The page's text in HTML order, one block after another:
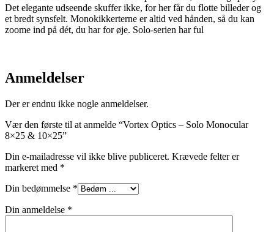
Det elegante udseende skuffer ikke, for her får du flotte billeder og
et bredt synsfelt. Monokikkerterne er altid ved hånden, så du kan
zoome ind på dét, du har for øje. Solo-serien har ful
Anmeldelser
Der er endnu ikke nogle anmeldelser.
Vær den første til at anmelde “Vortex Optics – Solo Monocular
8×25 & 10×25”
Din e-mailadresse vil ikke blive publiceret. Krævede felter er
markeret med *
Din bedømmelse *
Din anmeldelse *